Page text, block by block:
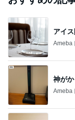
アイ
Ameba
神が
Ameba